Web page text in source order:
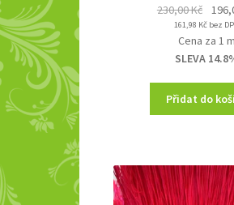
230,00Kč
price
was:
230,00
161,98 Kč bez
Cena za 1 m
SLEVA
Přidat do